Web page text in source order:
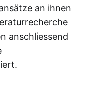
an ihnen
anschliessend